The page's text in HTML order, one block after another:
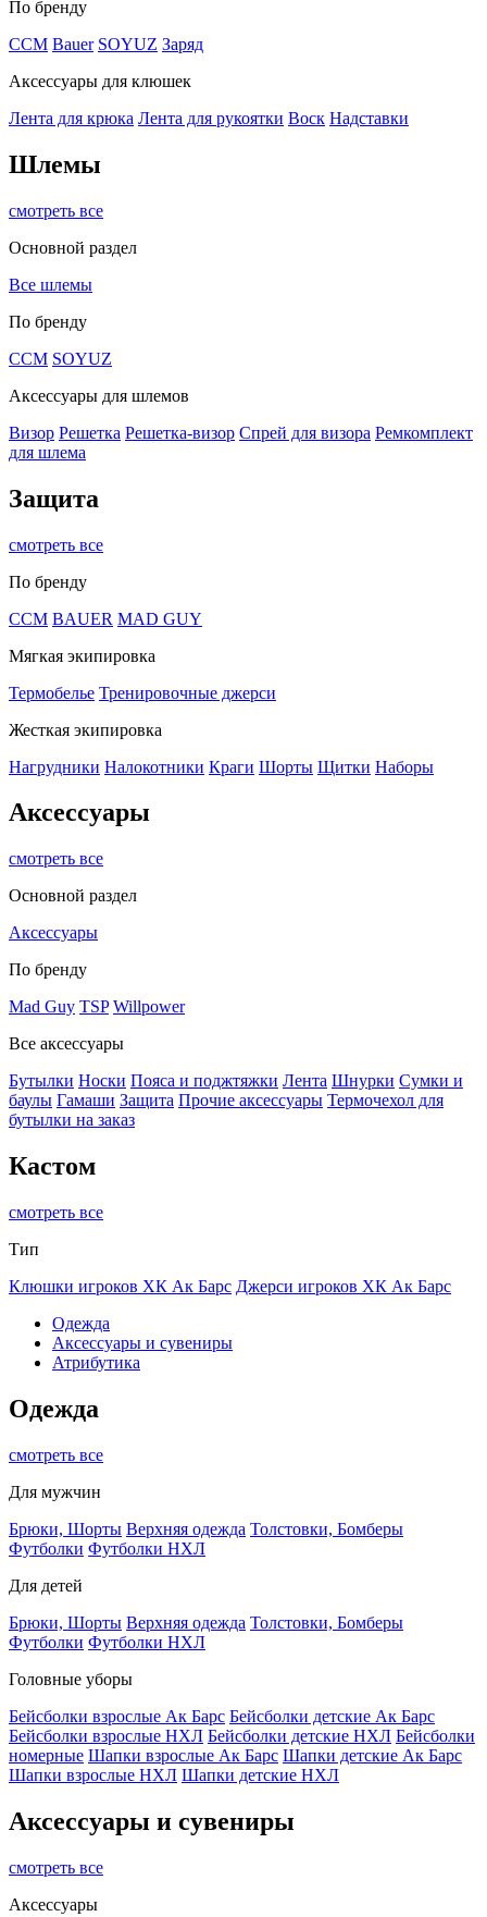
По бренду
CCM Bauer SOYUZ Заряд
Аксессуары для клюшек
Лента для крюка Лента для рукоятки Воск Надставки
Шлемы
смотреть все
Основной раздел
Все шлемы
По бренду
CCM SOYUZ
Аксессуары для шлемов
Визор Решетка Решетка-визор Спрей для визора Ремкомплект
для шлема
Защита
смотреть все
По бренду
CCM BAUER MAD GUY
Мягкая экипировка
Термобелье Тренировочные джерси
Жесткая экипировка
Нагрудники Налокотники Краги Шорты Щитки Наборы
Аксессуары
смотреть все
Основной раздел
Аксессуары
По бренду
Mad Guy TSP Willpower
Все аксессуары
Бутылки Носки Пояса и поджтяжки Лента Шнурки Сумки и
баулы Гамаши Защита Прочие аксессуары Термочехол для
бутылки на заказ
Кастом
смотреть все
Тип
Клюшки игроков ХК Ак Барс Джерси игроков ХК Ак Барс
Одежда
Аксессуары и сувениры
Атрибутика
Одежда
смотреть все
Для мужчин
Брюки, Шорты Верхняя одежда Толстовки, Бомберы
Футболки Футболки НХЛ
Для детей
Брюки, Шорты Верхняя одежда Толстовки, Бомберы
Футболки Футболки НХЛ
Головные уборы
Бейсболки взрослые Ак Барс Бейсболки детские Ак Барс
Бейсболки взрослые НХЛ Бейсболки детские НХЛ Бейсболки
номерные Шапки взрослые Ак Барс Шапки детские Ак Барс
Шапки взрослые НХЛ Шапки детские НХЛ
Аксессуары и сувениры
смотреть все
Аксессуары